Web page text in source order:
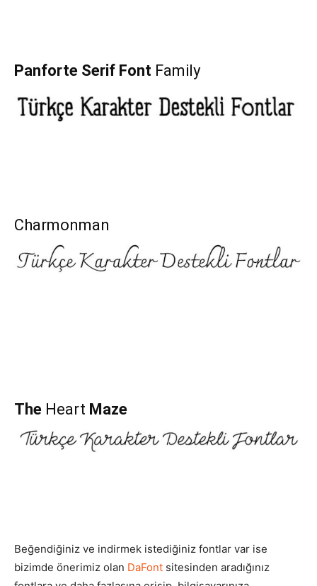
Panforte Serif Font Family
Charmonman
The Heart Maze
Beğendiğiniz ve indirmek istediğiniz fontlar var ise
bizimde önerimiz olan DaFont sitesinden aradığınız